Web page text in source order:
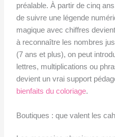
préalable. À partir de cinq
de suivre une légende
magique avec chiffres
à reconnaître les nombres
(7 ans et plus), on peut
lettres, multiplications ou
devient un vrai support
bienfaits du coloriage.
Boutiques : que valent les